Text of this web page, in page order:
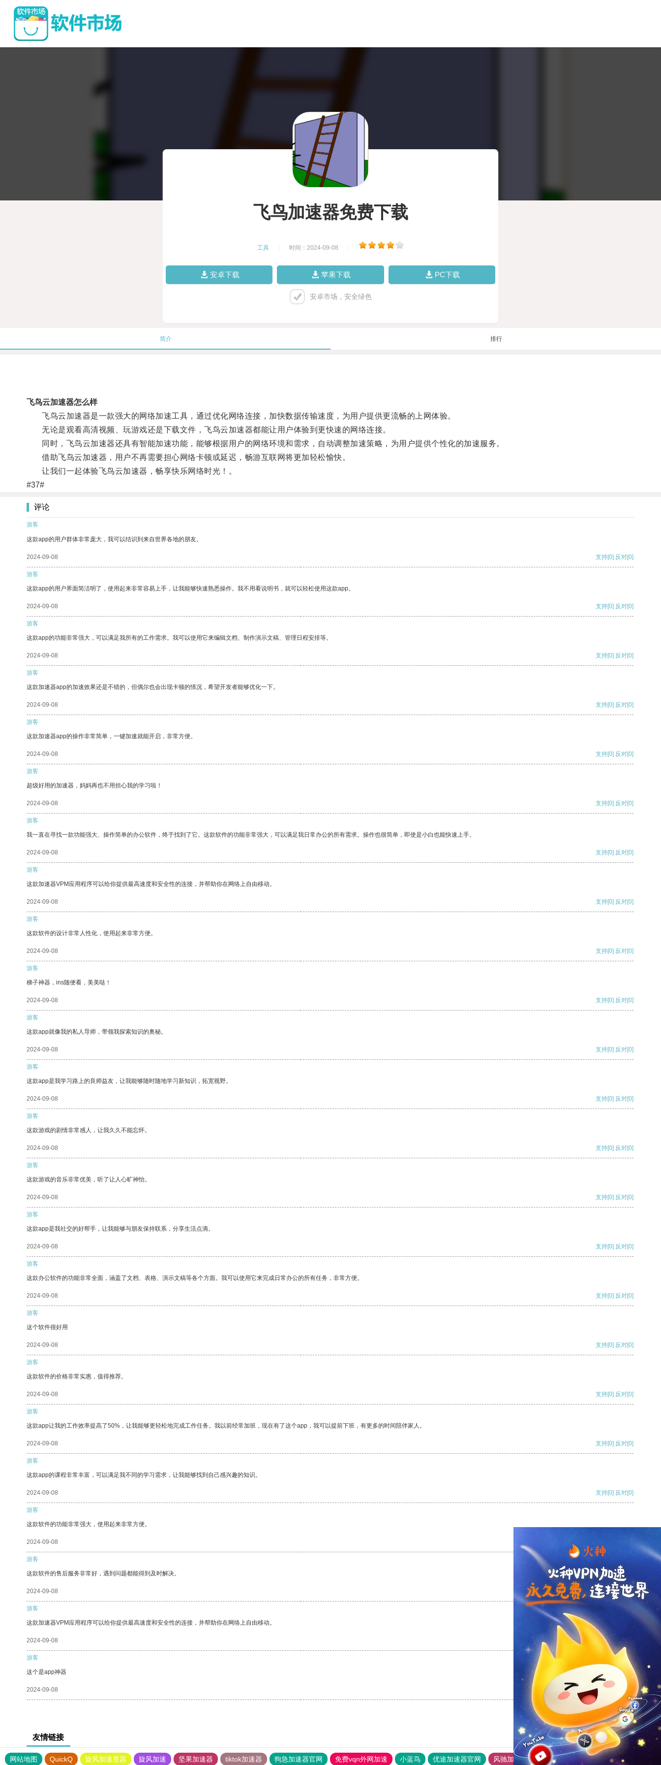
飞鸟加速器免费下载
工具 时间：2024-09-08
安卓下载 苹果下载 PC下载
安卓市场，安全绿色
简介 排行
飞鸟云加速器怎么样
飞鸟云加速器是一款强大的网络加速工具，通过优化网络连接，加快数据传输速度，为用户提供更流畅的上网体验。
无论是观看高清视频、玩游戏还是下载文件，飞鸟云加速器都能让用户体验到更快速的网络连接。
同时，飞鸟云加速器还具有智能加速功能，能够根据用户的网络环境和需求，自动调整加速策略，为用户提供个性化的加速服务。
借助飞鸟云加速器，用户不再需要担心网络卡顿或延迟，畅游互联网将更加轻松愉快。
让我们一起体验飞鸟云加速器，畅享快乐网络时光！。
#37#
评论
游客
这款app的用户群体非常庞大，我可以结识到来自世界各地的朋友。
2024-09-08 支持[0] 反对[0]
游客
这款app的用户界面简洁明了，使用起来非常容易上手，让我能够快速熟悉操作。我不用看说明书，就可以轻松使用这款app。
2024-09-08 支持[0] 反对[0]
游客
这款app的功能非常强大，可以满足我所有的工作需求。我可以使用它来编辑文档、制作演示文稿、管理日程安排等。
2024-09-08 支持[0] 反对[0]
游客
这款加速器app的加速效果还是不错的，但偶尔也会出现卡顿的情况，希望开发者能够优化一下。
2024-09-08 支持[0] 反对[0]
游客
这款加速器app的操作非常简单，一键加速就能开启，非常方便。
2024-09-08 支持[0] 反对[0]
游客
超级好用的加速器，妈妈再也不用担心我的学习啦！
2024-09-08 支持[0] 反对[0]
游客
我一直在寻找一款功能强大、操作简单的办公软件，终于找到了它。这款软件的功能非常强大，可以满足我日常办公的所有需求。操作也很简单，即使是小白也能快速上手。
2024-09-08 支持[0] 反对[0]
游客
这款加速器VPM应用程序可以给你提供最高速度和安全性的连接，并帮助你在网络上自由移动。
2024-09-08 支持[0] 反对[0]
游客
这款软件的设计非常人性化，使用起来非常方便。
2024-09-08 支持[0] 反对[0]
游客
梯子神器，ins随便看，美美哒！
2024-09-08 支持[0] 反对[0]
游客
这款app就像我的私人导师，带领我探索知识的奥秘。
2024-09-08 支持[0] 反对[0]
游客
这款app是我学习路上的良师益友，让我能够随时随地学习新知识，拓宽视野。
2024-09-08 支持[0] 反对[0]
游客
这款游戏的剧情非常感人，让我久久不能忘怀。
2024-09-08 支持[0] 反对[0]
游客
这款游戏的音乐非常优美，听了让人心旷神怡。
2024-09-08 支持[0] 反对[0]
游客
这款app是我社交的好帮手，让我能够与朋友保持联系，分享生活点滴。
2024-09-08 支持[0] 反对[0]
游客
这款办公软件的功能非常全面，涵盖了文档、表格、演示文稿等各个方面。我可以使用它来完成日常办公的所有任务，非常方便。
2024-09-08 支持[0] 反对[0]
游客
这个软件很好用
2024-09-08 支持[0] 反对[0]
游客
这款软件的价格非常实惠，值得推荐。
2024-09-08 支持[0] 反对[0]
游客
这款app让我的工作效率提高了50%，让我能够更轻松地完成工作任务。我以前经常加班，现在有了这个app，我可以提前下班，有更多的时间陪伴家人。
2024-09-08 支持[0] 反对[0]
游客
这款app的课程非常丰富，可以满足我不同的学习需求，让我能够找到自己感兴趣的知识。
2024-09-08 支持[0] 反对[0]
游客
这款软件的功能非常强大，使用起来非常方便。
2024-09-08
游客
这款软件的售后服务非常好，遇到问题都能得到及时解决。
2024-09-08 支持 [0] 反对[0]
游客
这款加速器VPM应用程序可以给你提供最高速度和安全性的连接，并帮助你在网络上自由移动。
2024-09-08 支持[0] 反对
游客
这个是app神器
2024-09-08 支持[0] 反对[0]
友情链接
网站地图 QuickQ 旋风加速度器 旋风加速 坚果加速器 tiktok加速器 狗急加速器官网 免费vqn外网加速 小蓝鸟 优途加速器官网 风驰加速器 旋风加速器